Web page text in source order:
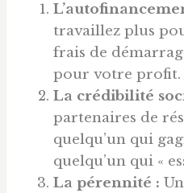
travaillez plus
frais de
pour votre profit.
La crédibilité
partenaires de
quelqu’un qui
quelqu’un qui «
La pérennité :